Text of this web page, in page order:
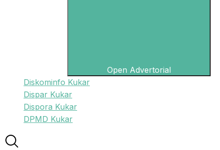
Open Advertorial
Diskominfo Kukar
Dispar Kukar
Dispora Kukar
DPMD Kukar